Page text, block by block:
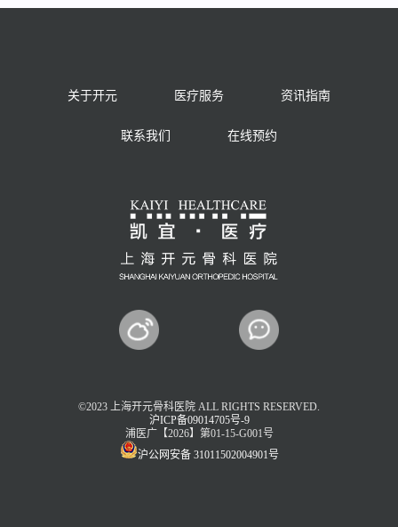
关于开元 医疗服务 资讯指南
联系我们 在线预约
©2023 上海开元骨科医院 ALL RIGHTS RESERVED.
沪ICP备09014705号-9
浦医广【2026】第01-15-G001号
沪公网安备 31011502004901号